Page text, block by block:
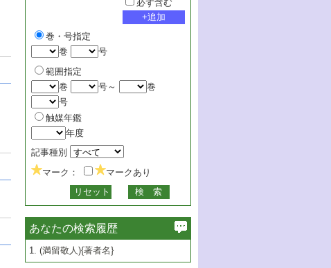
必ず含む
巻・号指定
巻
号
範囲指定
巻
号～
巻
号
触媒年鑑
年度
記事種別
マーク：
マークあり
あなたの検索履歴
1. (満留敬人){著者名}